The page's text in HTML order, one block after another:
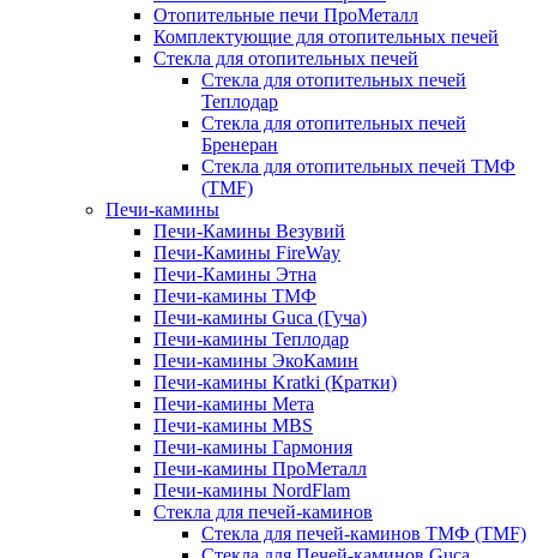
Отопительные печи ПроМеталл
Комплектующие для отопительных печей
Стекла для отопительных печей
Стекла для отопительных печей
Теплодар
Стекла для отопительных печей
Бренеран
Стекла для отопительных печей ТМФ
(TMF)
Печи-камины
Печи-Камины Везувий
Печи-Камины FireWay
Печи-Камины Этна
Печи-камины ТМФ
Печи-камины Guca (Гуча)
Печи-камины Теплодар
Печи-камины ЭкоКамин
Печи-камины Kratki (Кратки)
Печи-камины Мета
Печи-камины MBS
Печи-камины Гармония
Печи-камины ПроМеталл
Печи-камины NordFlam
Стекла для печей-каминов
Стекла для печей-каминов ТМФ (TMF)